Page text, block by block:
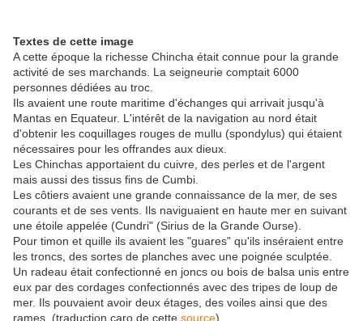
Textes de cette image
A cette époque la richesse Chincha était connue pour la grande
activité de ses marchands. La seigneurie comptait 6000
personnes dédiées au troc.
Ils avaient une route maritime d'échanges qui arrivait jusqu'à
Mantas en Equateur. L'intérêt de la navigation au nord était
d'obtenir les coquillages rouges de mullu (spondylus) qui étaient
nécessaires pour les offrandes aux dieux.
Les Chinchas apportaient du cuivre, des perles et de l'argent
mais aussi des tissus fins de Cumbi.
Les côtiers avaient une grande connaissance de la mer, de ses
courants et de ses vents. Ils naviguaient en haute mer en suivant
une étoile appelée (Cundri" (Sirius de la Grande Ourse).
Pour timon et quille ils avaient les "guares" qu'ils inséraient entre
les troncs, des sortes de planches avec une poignée sculptée.
Un radeau était confectionné en joncs ou bois de balsa unis entre
eux par des cordages confectionnés avec des tripes de loup de
mer. Ils pouvaient avoir deux étages, des voiles ainsi que des
rames. (traduction caro de cette source)